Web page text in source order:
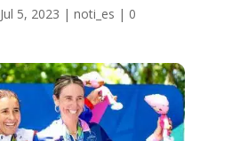
Jul 5, 2023 | noti_es | 0